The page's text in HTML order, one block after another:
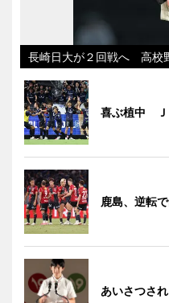
長崎日大が２回戦へ 高校
喜ぶ植中 Ｊ
鹿島、逆転
あいさつさ